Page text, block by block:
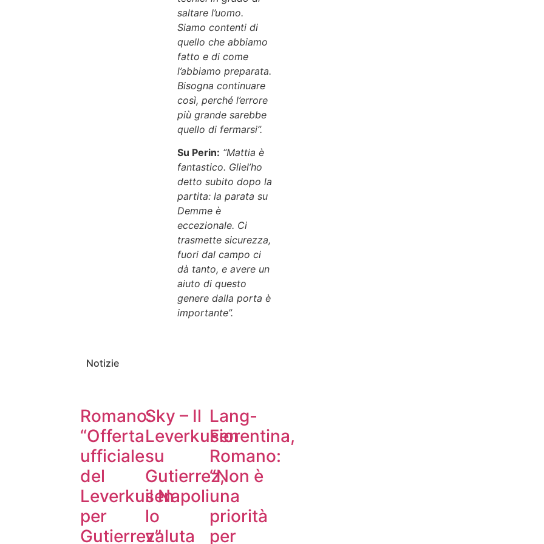
saltare l’uomo.
Siamo contenti di
quello che abbiamo
fatto e di come
l’abbiamo preparata.
Bisogna continuare
così, perché l’errore
più grande sarebbe
quello di fermarsi”.
Su Perin: “Mattia è
fantastico. Gliel’ho
detto subito dopo la
partita: la parata su
Demme è
eccezionale. Ci
trasmette sicurezza,
fuori dal campo ci
dà tanto, e avere un
aiuto di questo
genere dalla porta è
importante”.
Notizie
Romano:
“Offerta
ufficiale
del
Leverkusen
per
Gutierrez”
Sky – Il
Leverkusen
su
Gutierrez,
il Napoli
lo
valuta
Lang-
Fiorentina,
Romano:
“Non è
una
priorità
per